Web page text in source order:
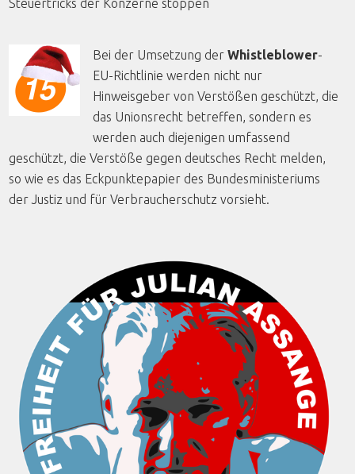
Steuertricks der Konzerne stoppen
Bei der Umsetzung derWhistleblower-
EU-Richtlinie werden nicht nur
Hinweisgeber von Verstößen geschützt, die
das Unionsrecht betreffen, sondern es
werden auch diejenigen umfassend
geschützt, die Verstöße gegen deutsches Recht melden,
so wie es das Eckpunktepapier des Bundesministeriums
der Justiz und für Verbraucherschutz vorsieht.